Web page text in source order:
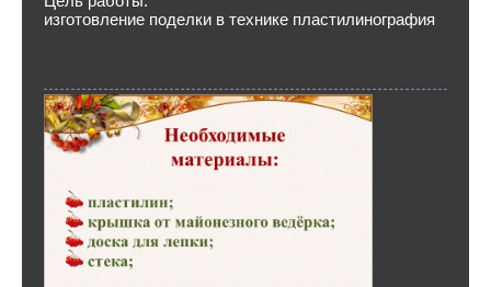
изготовление поделки в технике пластилинография